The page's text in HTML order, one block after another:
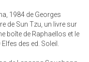
1984 de Georges
de Sun Tzu, un livre sur
boîte de Raphaellos et le
des ed. Soleil.